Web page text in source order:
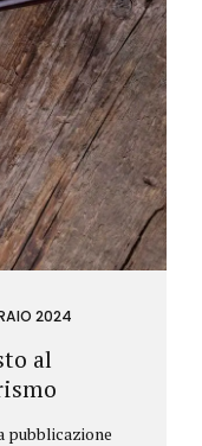
2024
al
pubblicazione